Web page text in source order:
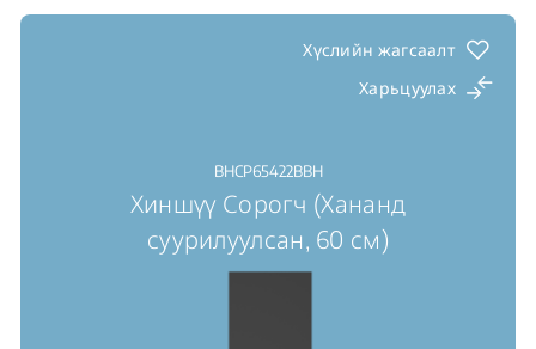
Хүслийн жагсаалт
Харьцуулах
BHCP65422BBH
Хиншүү Сорогч (Хананд
суурилуулсан, 60 см)